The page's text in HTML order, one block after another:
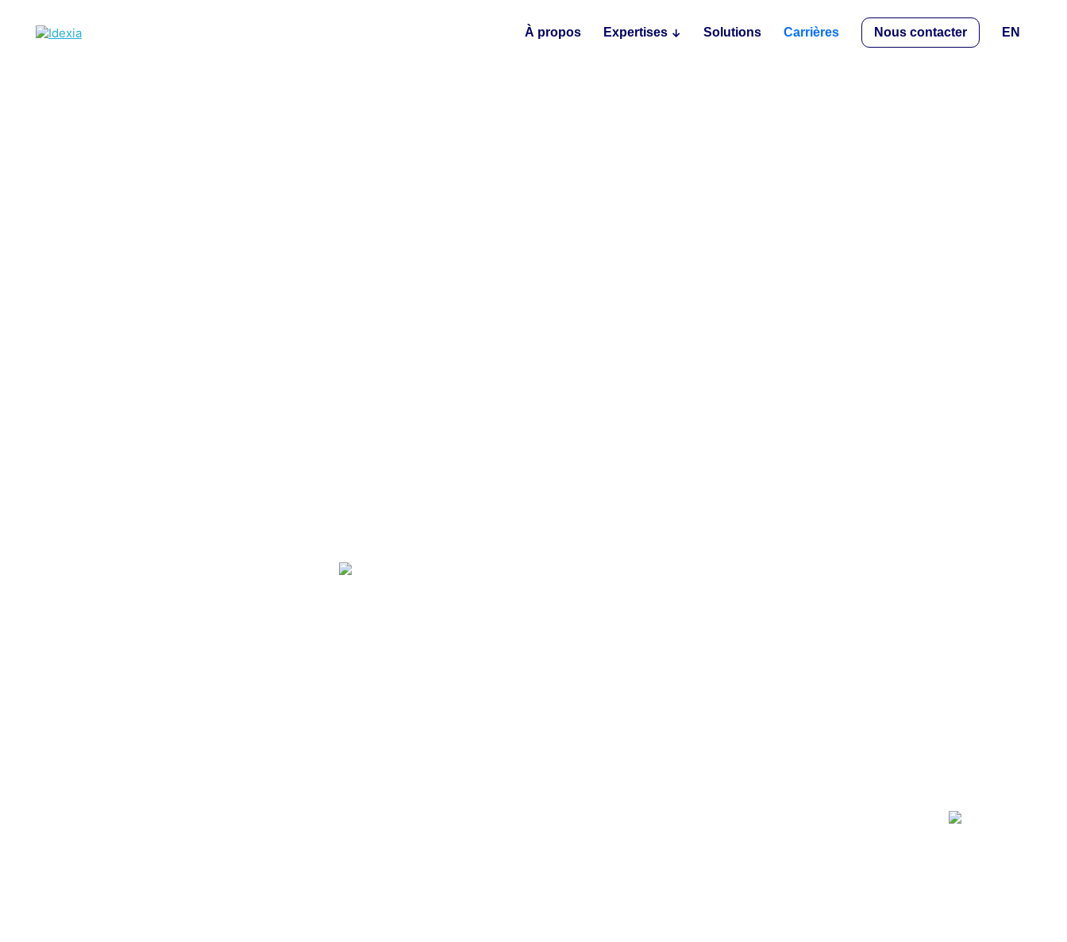
À propos Expertises Solutions Carrières Nous contacter EN